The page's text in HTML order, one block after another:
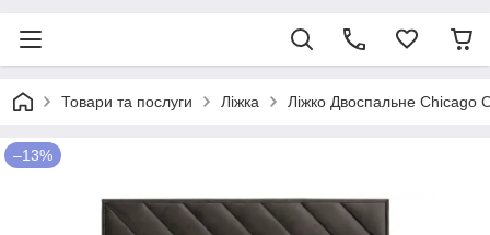
Товари та послуги Ліжка Ліжко Двоспальне Chicago
–13%